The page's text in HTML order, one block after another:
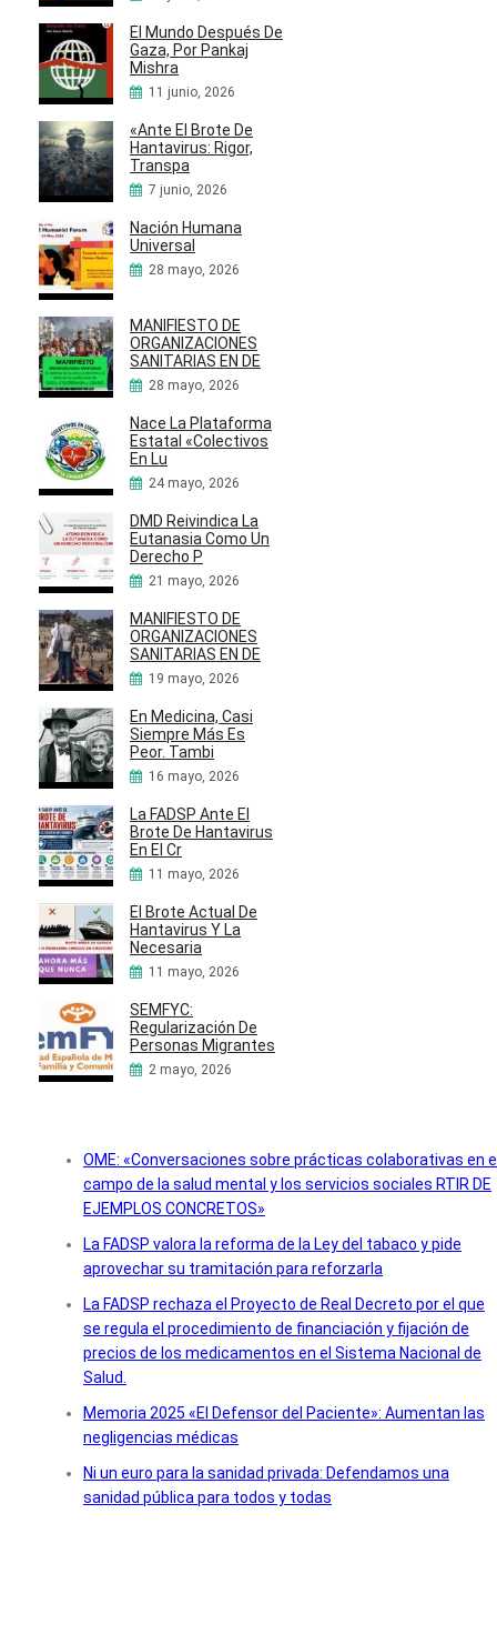
El Mundo Después De
Gaza, Por Pankaj
Mishra
11 junio, 2026
«Ante El Brote De
Hantavirus: Rigor,
Transpa
7 junio, 2026
Nación Humana
Universal
28 mayo, 2026
MANIFIESTO DE
ORGANIZACIONES
SANITARIAS EN DE
28 mayo, 2026
Nace La Plataforma
Estatal «Colectivos
En Lu
24 mayo, 2026
DMD Reivindica La
Eutanasia Como Un
Derecho P
21 mayo, 2026
MANIFIESTO DE
ORGANIZACIONES
SANITARIAS EN DE
19 mayo, 2026
En Medicina, Casi
Siempre Más Es
Peor. Tambi
16 mayo, 2026
La FADSP Ante El
Brote De Hantavirus
En El Cr
11 mayo, 2026
El Brote Actual De
Hantavirus Y La
Necesaria
11 mayo, 2026
SEMFYC:
Regularización De
Personas Migrantes
2 mayo, 2026
OME: «Conversaciones sobre prácticas colaborativas en
campo de la salud mental y los servicios sociales RTIR DE
EJEMPLOS CONCRETOS»
La FADSP valora la reforma de la Ley del tabaco y pide
aprovechar su tramitación para reforzarla
La FADSP rechaza el Proyecto de Real Decreto por el que
se regula el procedimiento de financiación y fijación de
precios de los medicamentos en el Sistema Nacional de
Salud.
Memoria 2025 «El Defensor del Paciente»: Aumentan las
negligencias médicas
Ni un euro para la sanidad privada: Defendamos una
sanidad pública para todos y todas